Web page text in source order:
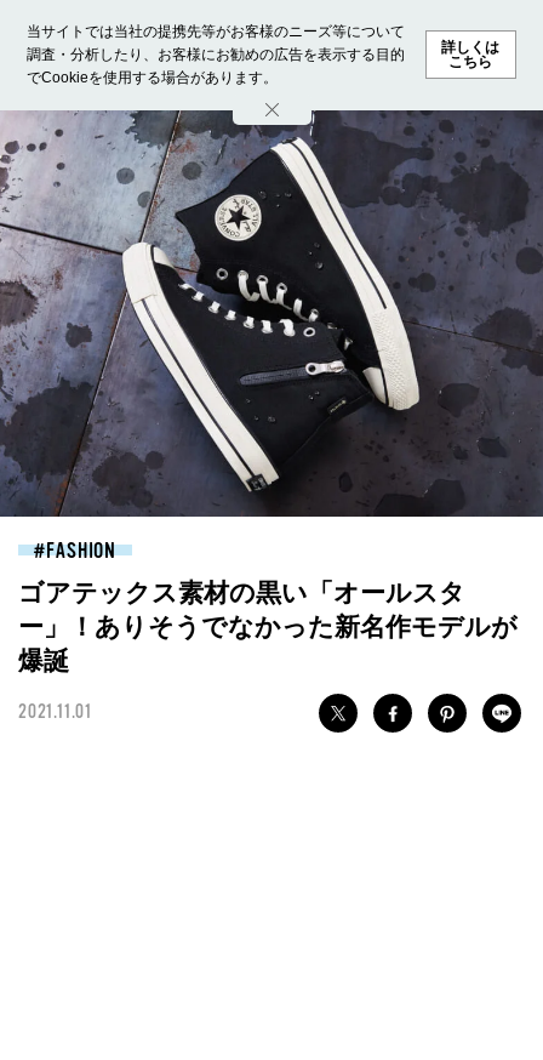
当サイトでは当社の提携先等がお客様のニーズ等について
調査・分析したり、お客様にお勧めの広告を表示する目的
でCookieを使用する場合があります。
詳しくは
こちら
ホーム モデル募集 ランキング ファッション ビューテ
FASHION
ゴアテックス素材の黒い「オールスタ
ー」！ありそうでなかった新名作モデルが
爆誕
2021.11.01